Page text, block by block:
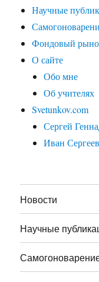
Научные
Фондовый
О сайте
Обо мне
Об учителях
Svetunkov.com
Сергей
Иван
Новости
Научные